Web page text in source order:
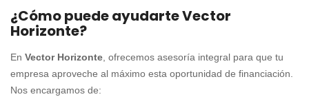
¿Cómo puede ayudarte Vector
Horizonte?
En Vector Horizonte , ofrecemos asesoría integral para que tu
empresa aproveche al máximo esta oportunidad de financiación.
Nos encargamos de: